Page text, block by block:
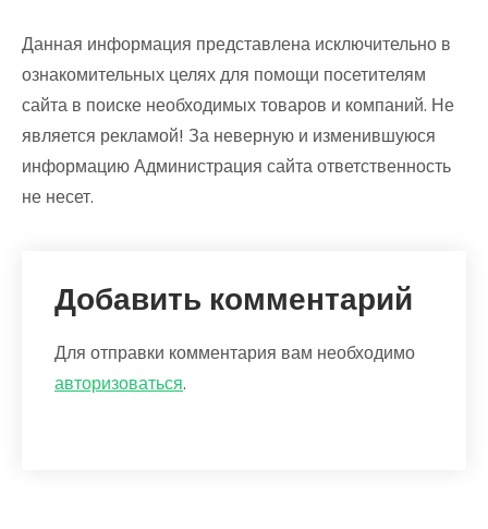
Данная информация представлена исключительно в
ознакомительных целях для помощи посетителям
сайта в поиске необходимых товаров и компаний. Не
является рекламой! За неверную и изменившуюся
информацию Администрация сайта ответственность
не несет.
Добавить комментарий
Для отправки комментария вам необходимо
авторизоваться.